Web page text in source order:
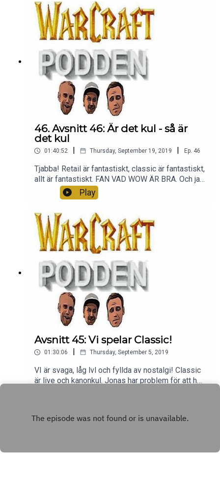
lyssnar <3
46. Avsnitt 46: Är det kul - så är
det kul
01:40:52 | Thursday, September 19, 2019 | Ep. 46
Tjabba! Retail är fantastiskt, classic är fantastiskt,
allt är fantastiskt. FAN VAD WOW ÄR BRA. Och ja,
ja - vi är medvetna om att Andreas ljud SUGER.
Sånt händer. Men hallå, kul avsnitt! Tack för att ni
lyssnar <3
Play
Avsnitt 45: Vi spelar Classic!
01:30:06 | Thursday, September 5, 2019
VI är svaga, låg lvl och fyllda av nostalgi! Classic
är live och kanonkul. Jonas har problem för att han
Warcraftpodden tillsammans med Acast.